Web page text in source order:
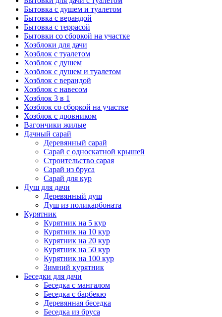
Бытовка с душем и туалетом
Бытовка с верандой
Бытовка с террасой
Бытовки со сборкой на участке
Хозблоки для дачи
Хозблок с туалетом
Хозблок с душем
Хозблок с душем и туалетом
Хозблок с верандой
Хозблок с навесом
Хозблок 3 в 1
Хозблок со сборкой на участке
Хозблок с дровником
Вагончики жилые
Дачный сарай
Деревянный сарай
Cарай с односкатной крышей
Строительство сарая
Сарай из бруса
Сарай для кур
Душ для дачи
Деревянный душ
Душ из поликарбоната
Курятник
Курятник на 5 кур
Курятник на 10 кур
Курятник на 20 кур
Курятник на 50 кур
Курятник на 100 кур
Зимний курятник
Беседки для дачи
Беседка с мангалом
Беседка с барбекю
Деревянная беседка
Беседка из бруса